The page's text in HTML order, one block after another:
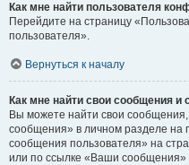
Как мне найти пользователя
Перейдите на страницу
пользователя».
Вернуться к началу
Как мне найти свои сообщения
Вы можете найти свои
сообщения» в личном разделе на
сообщения пользователя» на
или по ссылке «Ваши сообщения»